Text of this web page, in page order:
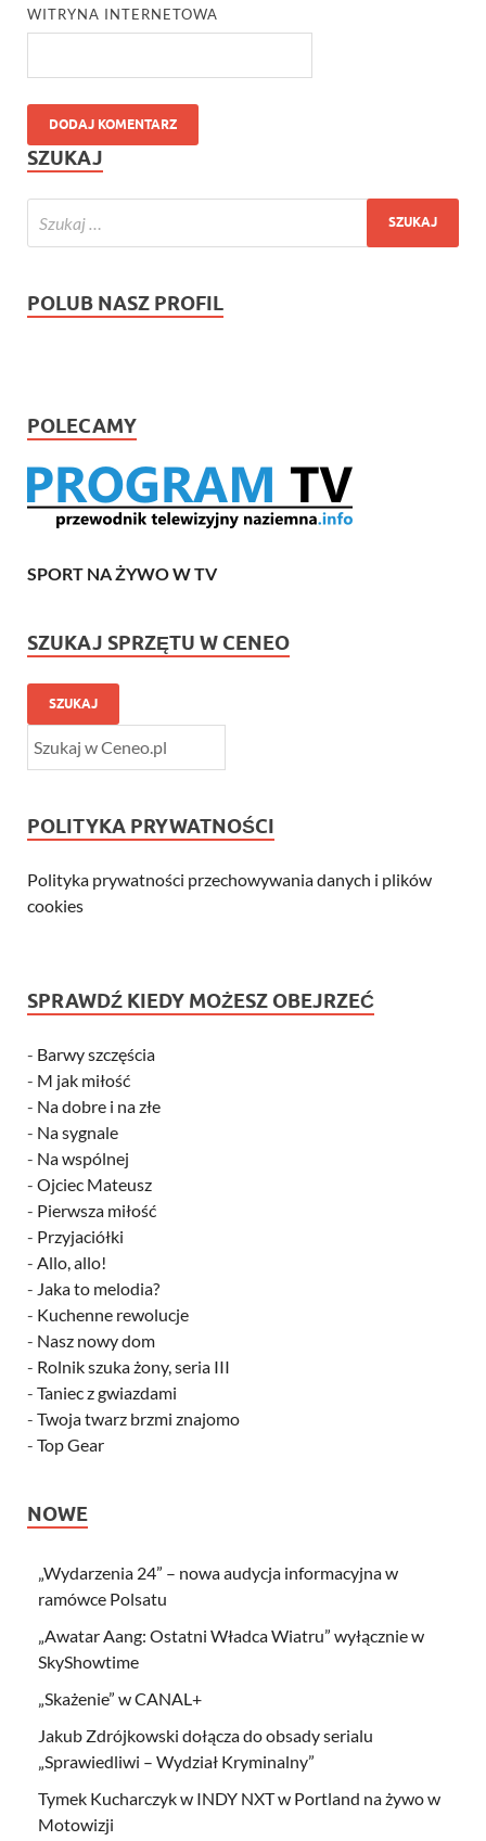
WITRYNA INTERNETOWA
SZUKAJ
POLUB NASZ PROFIL
POLECAMY
SPORT NA ŻYWO W TV
SZUKAJ SPRZĘTU W CENEO
SZUKAJ
POLITYKA PRYWATNOŚCI
Polityka prywatności przechowywania danych i plików
cookies
SPRAWDŹ KIEDY MOŻESZ OBEJRZEĆ
- Barwy szczęścia
- M jak miłość
- Na dobre i na złe
- Na sygnale
- Na wspólnej
- Ojciec Mateusz
- Pierwsza miłość
- Przyjaciółki
- Allo, allo!
- Jaka to melodia?
- Kuchenne rewolucje
- Nasz nowy dom
- Rolnik szuka żony, seria III
- Taniec z gwiazdami
- Twoja twarz brzmi znajomo
- Top Gear
NOWE
„Wydarzenia 24” – nowa audycja informacyjna w
ramówce Polsatu
„Awatar Aang: Ostatni Władca Wiatru” wyłącznie w
SkyShowtime
„Skażenie” w CANAL+
Jakub Zdrójkowski dołącza do obsady serialu
„Sprawiedliwi – Wydział Kryminalny”
Tymek Kucharczyk w INDY NXT w Portland na żywo w
Motowizji